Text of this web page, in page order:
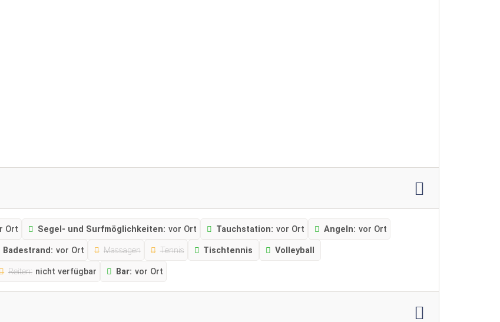
Ort Segel- und Surfmöglichkeiten: vor Ort Tauchstation: vor Ort Angeln: vor Ort
Badestrand: vor Ort Massagen Tennis Tischtennis Volleyball
Reiten: nicht verfügbar Bar: vor Ort